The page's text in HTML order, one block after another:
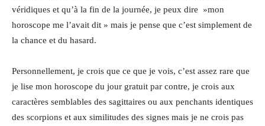
véridiques et qu’à la fin de la journée, je peux dire »mon
horoscope me l’avait dit » mais je pense que c’est simplement de
la chance et du hasard.
Personnellement, je crois que ce que je vois, c’est assez rare que
je lise mon horoscope du jour gratuit par contre, je crois aux
caractères semblables des sagittaires ou aux penchants identiques
des scorpions et aux similitudes des signes mais je ne crois pas